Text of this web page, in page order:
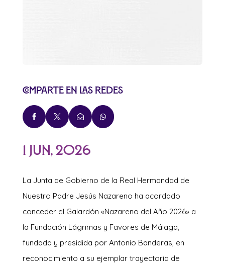
Comparte en las redes
   
1 Jun, 2026
La Junta de Gobierno de la Real Hermandad de
Nuestro Padre Jesús Nazareno ha acordado
conceder el Galardón «Nazareno del Año 2026» a
la Fundación Lágrimas y Favores de Málaga,
fundada y presidida por Antonio Banderas, en
reconocimiento a su ejemplar trayectoria de